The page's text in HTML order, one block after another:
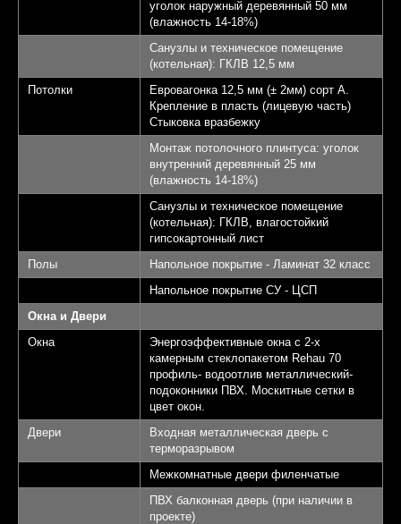
уголок наружный деревянный 50 мм
(влажность 14-18%)
Санузлы и техническое помещение
(котельная): ГКЛВ 12,5 мм
Потолки
Евровагонка 12,5 мм (± 2мм) сорт А.
Крепление в пласть (лицевую часть)
Стыковка вразбежку
Монтаж потолочного плинтуса: уголок
внутренний деревянный 25 мм
(влажность 14-18%)
Санузлы и техническое помещение
(котельная): ГКЛВ, влагостойкий
гипсокартонный лист
Полы
Напольное покрытие - Ламинат 32 класс
Напольное покрытие СУ - ЦСП
Окна и Двери
Окна
Энергоэффективные окна с 2-х
камерным стеклопакетом Rehau 70
профиль- водоотлив металлический-
подоконники ПВХ. Москитные сетки в
цвет окон.
Двери
Входная металлическая дверь с
терморазрывом
Межкомнатные двери филенчатые
ПВХ балконная дверь (при наличии в
проекте)